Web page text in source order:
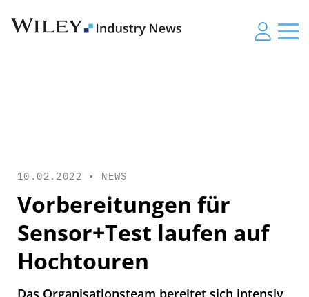
10.02.2022 • NEWS
Vorbereitungen für
Sensor+Test laufen auf
Hochtouren
Das Organisationsteam bereitet sich intensiv